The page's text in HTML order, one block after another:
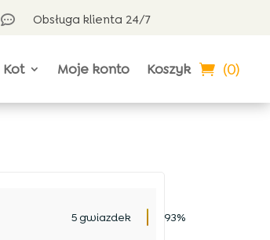
 Obsługa klienta 24/7
Kot Moje konto Koszyk (0)
5 gwiazdek 93%